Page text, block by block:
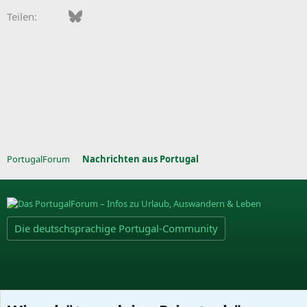
Teilen: FacebookBluesky
PortugalForum Nachrichten aus Portugal
Die deutschsprachige Portugal-Community